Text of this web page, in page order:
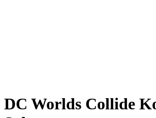
DC Worlds Collide